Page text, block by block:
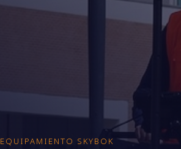
EQUIPAMIENTO SKYBOK